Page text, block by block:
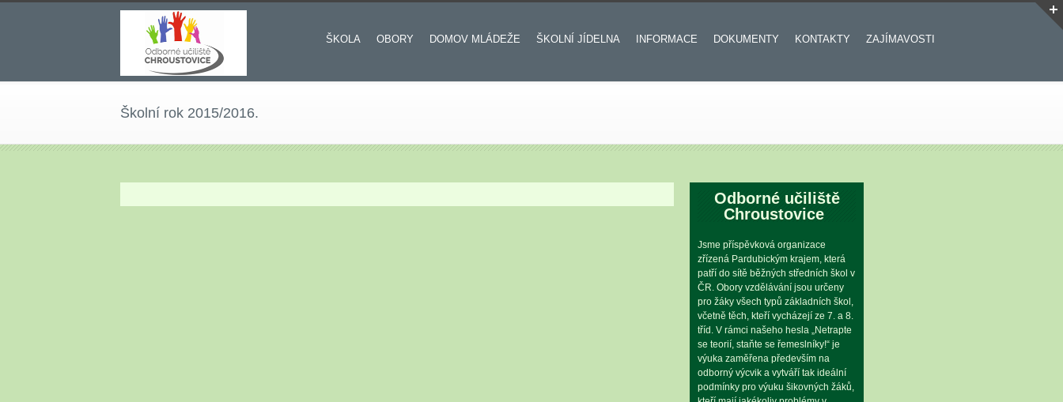
ŠKOLA OBORY DOMOV MLÁDEŽE ŠKOLNÍ JÍDELNA INFORMACE DOKUMENTY KONTAKTY ZAJÍMAVOSTI
Školní rok 2015/2016.
Odborné učiliště
Chroustovice
Jsme příspěvková organizace
zřízená Pardubickým krajem, která
patří do sítě běžných středních škol v
ČR. Obory vzdělávání jsou určeny
pro žáky všech typů základních škol,
včetně těch, kteří vycházejí ze 7. a 8.
tříd. V rámci našeho hesla „Netrapte
se teorií, staňte se řemeslníky!“ je
výuka zaměřena především na
odborný výcvik a vytváří tak ideální
podmínky pro výuku šikovných žáků,